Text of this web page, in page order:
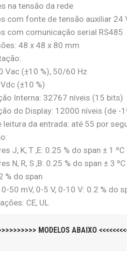
na tensão da rede
com fonte de tensão auxiliar
com comunicação serial RS485
48 x 48 x 80 mm
Vac (±10 %), 50/60 Hz
(±10 %)
Interna: 32767 níveis (15 bits)
do Display: 12000 níveis (de -
leitura da entrada: até 55 por
J, K, T ,E: 0.25 % do span ± 1 ºC
N, R, S ,B: 0.25 % do span ± 3 ºC
% do span
50 mV, 0-5 V, 0-10 V: 0.2 % do
CE, UL
MODELOS ABAIXO